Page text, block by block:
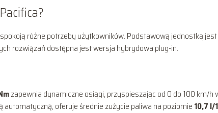
różne potrzeby użytkowników. Podstawową jednostką jest
rozwiązań dostępna jest wersja hybrydowa plug-in.
zapewnia dynamiczne osiągi, przyspieszając od 0 do 100 km/h
oferuje średnie zużycie paliwa na poziomie 10,7 l/